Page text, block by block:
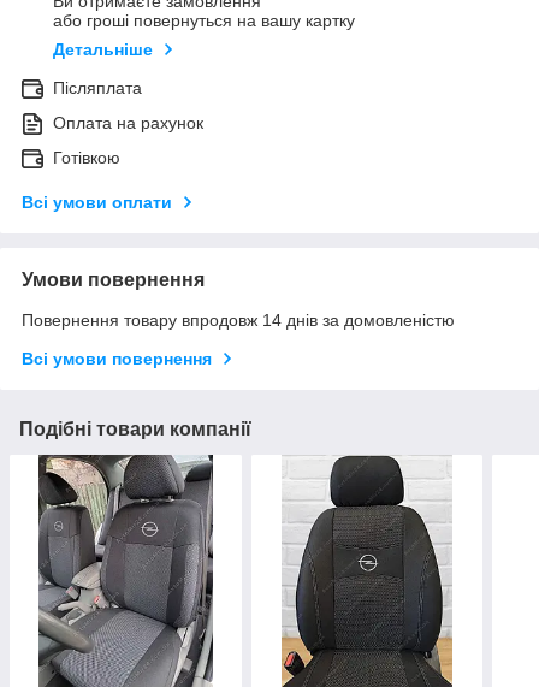
або гроші повернуться на вашу картку
Детальніше
Післяплата
Оплата на рахунок
Готівкою
Всі умови оплати
Умови повернення
Повернення товару впродовж 14 днів за домовленістю
Всі умови повернення
Подібні товари компанії